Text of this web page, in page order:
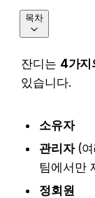
잔디는 4가지
있습니다.
소유자
관리자 (
팀에서만
정회원
목차